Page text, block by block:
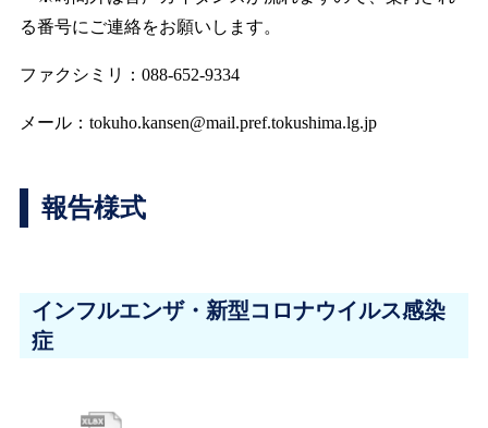
る番号にご連絡をお願いします。
ファクシミリ：088-652-9334
メール：tokuho.kansen@mail.pref.tokushima.lg.jp
報告様式
インフルエンザ・新型コロナウイルス感染
症